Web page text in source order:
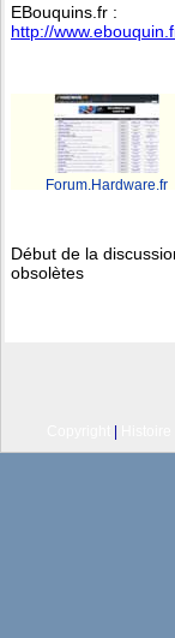
EBouquins.fr :
http://
Forum.Hardware.fr
Début de la
obsolètes